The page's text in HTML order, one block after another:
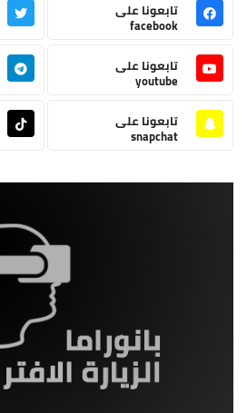
تابعونا على
facebook
تابعونا على
youtube
تابعونا على
snapchat